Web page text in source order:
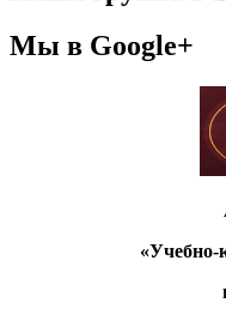
Мы в Google+
«Учебно-